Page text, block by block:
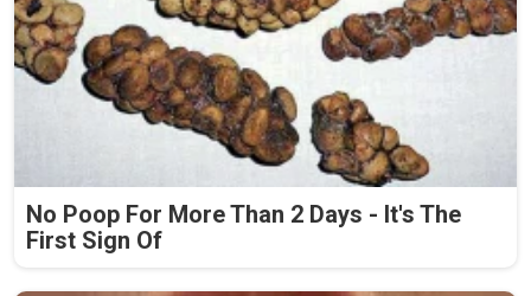
No Poop For More Than 2 Days - It's The
First Sign Of